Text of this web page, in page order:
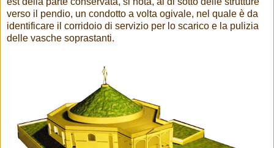
verso il pendio, un condotto a volta ogivale, nel quale è da
identificare il corridoio di servizio per lo scarico e la pulizia
delle vasche soprastanti.